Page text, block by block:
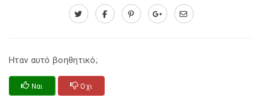
Ηταν αυτό βοηθητικό;
Ναι Οχι